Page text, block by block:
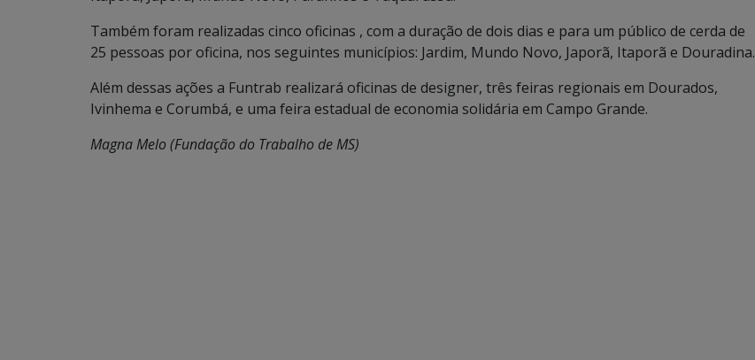
Também foram realizadas cinco oficinas , com a duração de dois dias e para um público de cerda de
25 pessoas por oficina, nos seguintes municípios: Jardim, Mundo Novo, Japorã, Itaporã e Douradina.
Além dessas ações a Funtrab realizará oficinas de designer, três feiras regionais em Dourados,
Ivinhema e Corumbá, e uma feira estadual de economia solidária em Campo Grande.
Magna Melo (Fundação do Trabalho de MS)